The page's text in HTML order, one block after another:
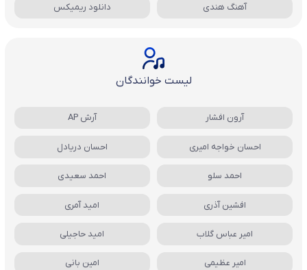
آهنگ هندی دانلود ریمیکس
لیست خوانندگان
آرون افشار آرش AP
احسان خواجه امیری احسان دریادل
احمد سلو احمد سعیدی
افشین آذری امید آمری
امیر عباس گلاب امید حاجیلی
امیر عظیمی امین بانی